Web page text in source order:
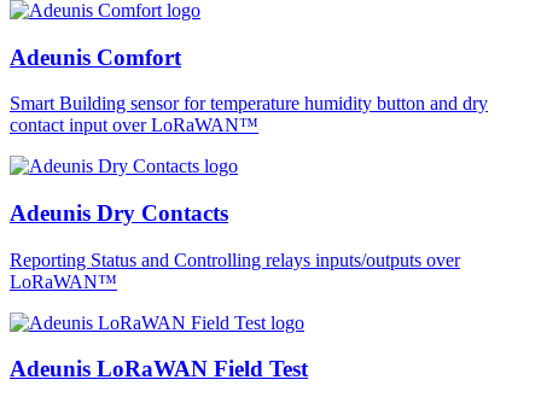
Adeunis Comfort
Smart Building sensor for temperature humidity button and dry
contact input over LoRaWAN™
Adeunis Dry Contacts
Reporting Status and Controlling relays inputs/outputs over
LoRaWAN™
Adeunis LoRaWAN Field Test